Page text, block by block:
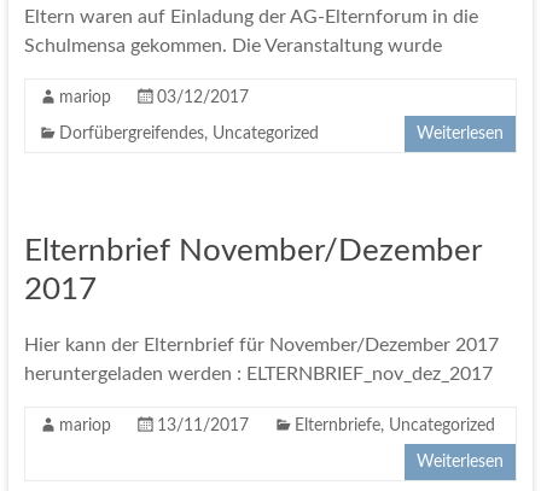
Eltern waren auf Einladung der AG-Elternforum in die
Schulmensa gekommen. Die Veranstaltung wurde
mariop 03/12/2017
Dorfübergreifendes, Uncategorized Weiterlesen
Elternbrief November/Dezember
2017
Hier kann der Elternbrief für November/Dezember 2017
heruntergeladen werden : ELTERNBRIEF_nov_dez_2017
mariop 13/11/2017 Elternbriefe, Uncategorized
Weiterlesen